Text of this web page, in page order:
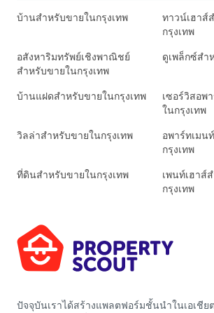
บ้านสำหรับขายในกรุงเทพ
ทาวน์เฮาส์
กรุงเทพ
อสังหาริมทรัพย์เชิงพาณิชย์
สำหรับขายในกรุงเทพ
ดูเพล็กซ์สำ
บ้านแฝดสำหรับขายในกรุงเทพ
เซอร์วิสอพ
ในกรุงเทพ
วิลล่าสำหรับขายในกรุงเทพ
อพาร์ทเมน
กรุงเทพ
ที่ดินสำหรับขายในกรุงเทพ
เพนท์เฮาส์
กรุงเทพ
ปัจจุบันเราได้สร้างแพลตฟอร์มชั้นนำในเอเชีย